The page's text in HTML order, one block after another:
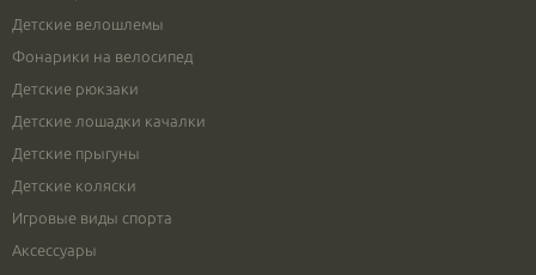
Детские велошлемы
Фонарики на велосипед
Детские рюкзаки
Детские лошадки качалки
Детские прыгуны
Детские коляски
Игровые виды спорта
Аксессуары